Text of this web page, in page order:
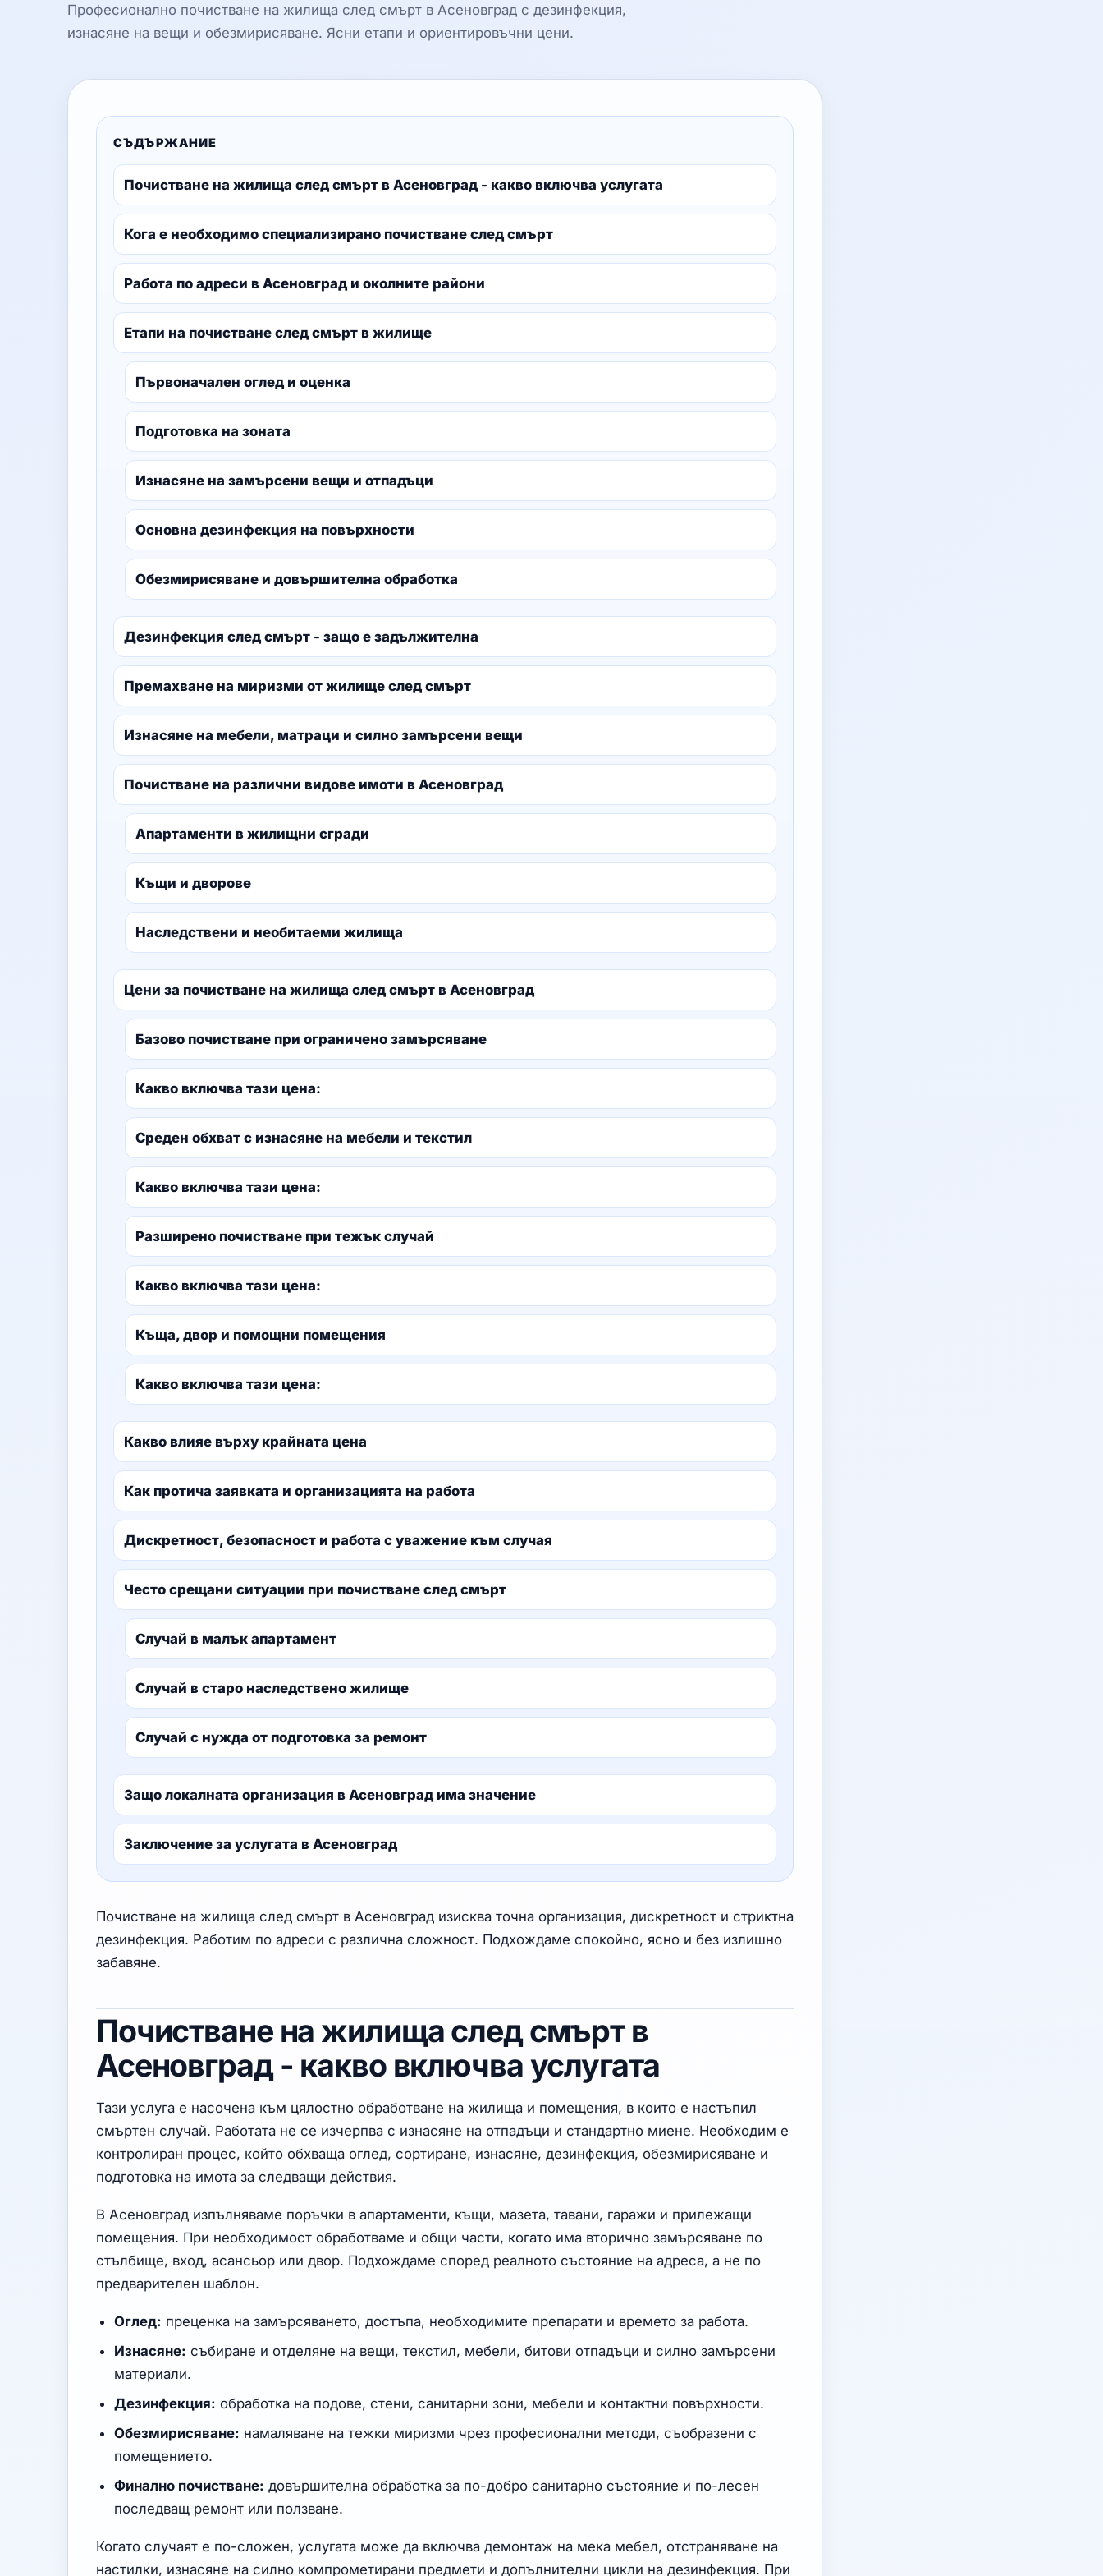
Професионално почистване на жилища след смърт в Асеновград с дезинфекция,
изнасяне на вещи и обезмирисяване. Ясни етапи и ориентировъчни цени.
СЪДЪРЖАНИЕ
Почистване на жилища след смърт в Асеновград - какво включва услугата
Кога е необходимо специализирано почистване след смърт
Работа по адреси в Асеновград и околните райони
Етапи на почистване след смърт в жилище
Първоначален оглед и оценка
Подготовка на зоната
Изнасяне на замърсени вещи и отпадъци
Основна дезинфекция на повърхности
Обезмирисяване и довършителна обработка
Дезинфекция след смърт - защо е задължителна
Премахване на миризми от жилище след смърт
Изнасяне на мебели, матраци и силно замърсени вещи
Почистване на различни видове имоти в Асеновград
Апартаменти в жилищни сгради
Къщи и дворове
Наследствени и необитаеми жилища
Цени за почистване на жилища след смърт в Асеновград
Базово почистване при ограничено замърсяване
Какво включва тази цена:
Среден обхват с изнасяне на мебели и текстил
Какво включва тази цена:
Разширено почистване при тежък случай
Какво включва тази цена:
Къща, двор и помощни помещения
Какво включва тази цена:
Какво влияе върху крайната цена
Как протича заявката и организацията на работа
Дискретност, безопасност и работа с уважение към случая
Често срещани ситуации при почистване след смърт
Случай в малък апартамент
Случай в старо наследствено жилище
Случай с нужда от подготовка за ремонт
Защо локалната организация в Асеновград има значение
Заключение за услугата в Асеновград
Почистване на жилища след смърт в Асеновград изисква точна организация, дискретност и стриктна
дезинфекция. Работим по адреси с различна сложност. Подхождаме спокойно, ясно и без излишно
забавяне.
Почистване на жилища след смърт в
Асеновград - какво включва услугата
Тази услуга е насочена към цялостно обработване на жилища и помещения, в които е настъпил
смъртен случай. Работата не се изчерпва с изнасяне на отпадъци и стандартно миене. Необходим е
контролиран процес, който обхваща оглед, сортиране, изнасяне, дезинфекция, обезмирисяване и
подготовка на имота за следващи действия.
В Асеновград изпълняваме поръчки в апартаменти, къщи, мазета, тавани, гаражи и прилежащи
помещения. При необходимост обработваме и общи части, когато има вторично замърсяване по
стълбище, вход, асансьор или двор. Подхождаме според реалното състояние на адреса, а не по
предварителен шаблон.
Оглед: преценка на замърсяването, достъпа, необходимите препарати и времето за работа.
Изнасяне: събиране и отделяне на вещи, текстил, мебели, битови отпадъци и силно замърсени
материали.
Дезинфекция: обработка на подове, стени, санитарни зони, мебели и контактни повърхности.
Обезмирисяване: намаляване на тежки миризми чрез професионални методи, съобразени с
помещението.
Финално почистване: довършителна обработка за по-добро санитарно състояние и по-лесен
последващ ремонт или ползване.
Когато случаят е по-сложен, услугата може да включва демонтаж на мека мебел, отстраняване на
настилки, изнасяне на силно компрометирани предмети и допълнителни цикли на дезинфекция. При